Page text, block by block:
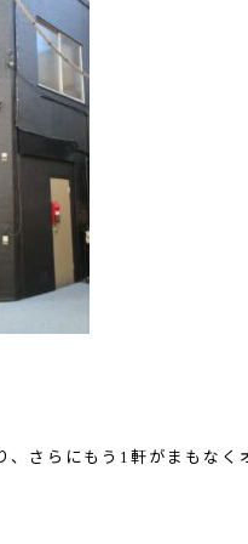
、さらにもう 1 軒がまもなく